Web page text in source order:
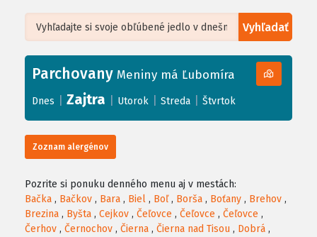
Vyhľadať
+
−
Leaflet| ©OpenStreetMap, Tiles courtesy ofHumanitarian OpenStreetMap
Parchovany Meniny má Ľubomíra
Dnes Zajtra Utorok Streda Štvrtok
Zoznam alergénov
Pozrite si ponuku denného menu aj v mestách:
Bačka , Bačkov , Bara , Biel , Boľ, Borša , Boťany , Brehov ,
Brezina , Byšta , Cejkov , Čeľovce , Čeľovce , Čeľovce ,
Čerhov , Černochov , Čierna , Čierna nad Tisou , Dobrá ,